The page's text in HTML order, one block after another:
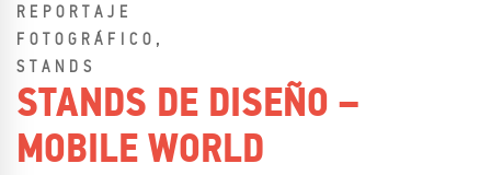
REPORTAJE
FOTOGRÁFICO ,
STANDS
STANDS DE DISEÑO –
MOBILE WORLD